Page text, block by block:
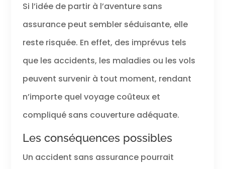
Si l’idée de partir à l’aventure sans
assurance peut sembler séduisante, elle
reste risquée. En effet, des imprévus tels
que les accidents, les maladies ou les vols
peuvent survenir à tout moment, rendant
n’importe quel voyage coûteux et
compliqué sans couverture adéquate.
Les conséquences possibles
Un accident sans assurance pourrait